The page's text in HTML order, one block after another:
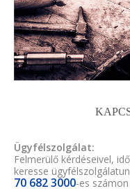
Ügyfélszolgálat:
Felmerülő kérdéseivel,
keresse
70 682 3000-es